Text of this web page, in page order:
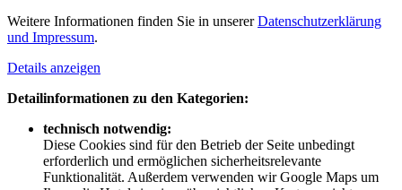
Weitere Informationen finden Sie in unsererDatenschutzerklärung
und Impressum.
Details anzeigen
Detailinformationen zu den Kategorien:
technisch notwendig:
Diese Cookies sind für den Betrieb der Seite unbedingt
erforderlich und ermöglichen sicherheitsrelevante
Funktionalität. Außerdem verwenden wir Google Maps um